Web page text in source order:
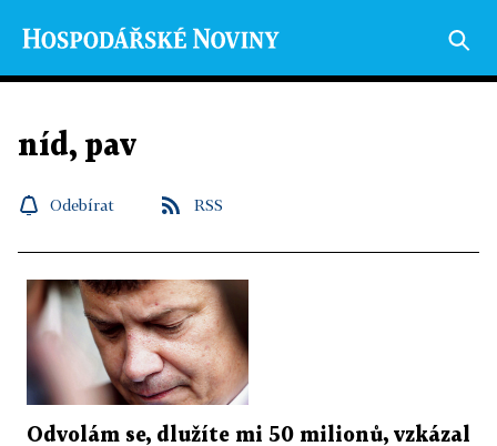
níd, pav
Odebírat RSS
Odvolám se, dlužíte mi 50 milionů, vzkázal